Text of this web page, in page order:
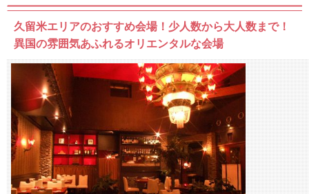
久留米エリアのおすすめ会場！少人数から大人数まで！
異国の雰囲気あふれるオリエンタルな会場